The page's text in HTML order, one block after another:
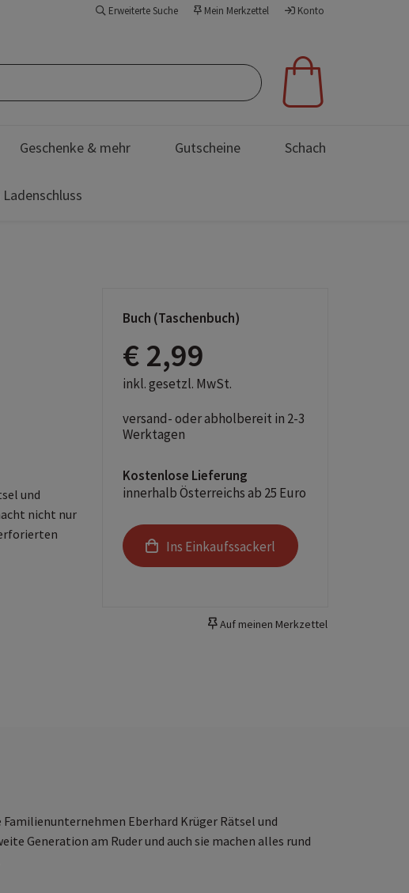
Erweiterte Suche Mein Merkzettel Konto
Geschenke & mehr Gutscheine Schach
und
nicht nur
Buch (Taschenbuch)
€ 2,99
inkl. gesetzl. MwSt.
versand- oder abholbereit in 2-3
Werktagen
Kostenlose Lieferung
innerhalb Österreichs ab 25 Euro
Ins Einkaufssackerl
Auf meinen Merkzettel
Eberhard Krüger Rätsel und
Generation am Ruder und auch sie machen alles rund